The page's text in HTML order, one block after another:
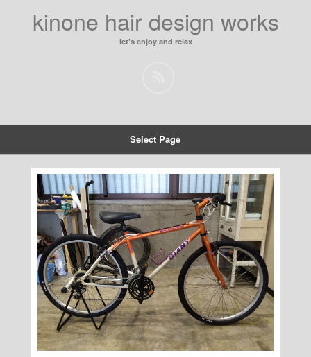
kinone hair design works
let's enjoy and relax
Select Page